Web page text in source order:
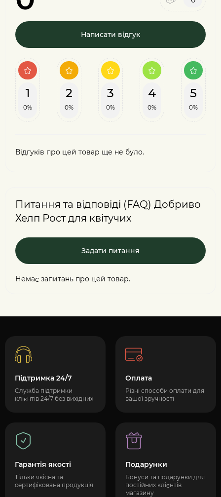
Написати відгук
1
0%
2
0%
3
0%
4
0%
5
0%
Відгуків про цей товар ще не було.
Питання та відповіді (FAQ) Добриво
Хелп Рост для квітучих
Задати питання
Немає запитань про цей товар.
Підтримка 24/7
Служба підтримки
клієнтів 24/7 без вихідних
Оплата
Різні способи оплати для
вашої зручності
Гарантія якості
Тільки якісна та
сертифікована продукція
Подарунки
Бонуси та подарунки для
постійних клієнтів
магазину